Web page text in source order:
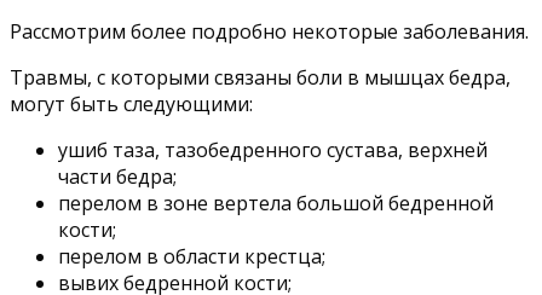
Рассмотрим более подробно некоторые заболевания.
Травмы, с которыми связаны боли в мышцах бедра,
могут быть следующими:
ушиб таза, тазобедренного сустава, верхней
части бедра;
перелом в зоне вертела большой бедренной
кости;
перелом в области крестца;
вывих бедренной кости;